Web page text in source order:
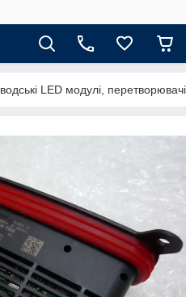
LED модулі,